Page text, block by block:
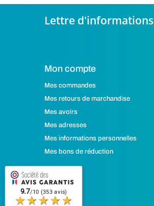
Lettre d'informations
Mon compte
Mes commandes
Mes retours de marchandise
Mes avoirs
Mes adresses
Mes informations personnelles
Mes bons de réduction
9.7/10 (353 avis)
★★★★★